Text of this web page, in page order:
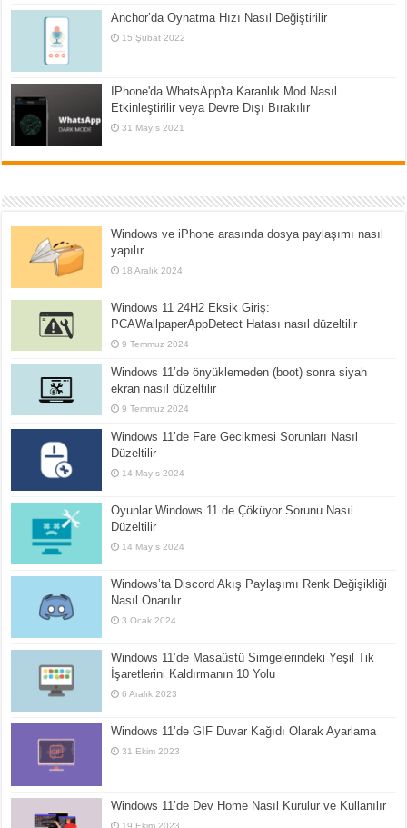
Anchor’da Oynatma Hızı Nasıl Değiştirilir
15 Şubat 2022
İPhone'da WhatsApp'ta Karanlık Mod Nasıl
Etkinleştirilir veya Devre Dışı Bırakılır
31 Mayıs 2021
Windows ve iPhone arasında dosya paylaşımı nasıl
yapılır
18 Aralık 2024
Windows 11 24H2 Eksik Giriş:
PCAWallpaperAppDetect Hatası nasıl düzeltilir
9 Temmuz 2024
Windows 11’de önyüklemeden (boot) sonra siyah
ekran nasıl düzeltilir
9 Temmuz 2024
Windows 11’de Fare Gecikmesi Sorunları Nasıl
Düzeltilir
14 Mayıs 2024
Oyunlar Windows 11 de Çöküyor Sorunu Nasıl
Düzeltilir
14 Mayıs 2024
Windows’ta Discord Akış Paylaşımı Renk Değişikliği
Nasıl Onarılır
3 Ocak 2024
Windows 11’de Masaüstü Simgelerindeki Yeşil Tik
İşaretlerini Kaldırmanın 10 Yolu
6 Aralık 2023
Windows 11’de GIF Duvar Kağıdı Olarak Ayarlama
31 Ekim 2023
Windows 11’de Dev Home Nasıl Kurulur ve Kullanılır
19 Ekim 2023